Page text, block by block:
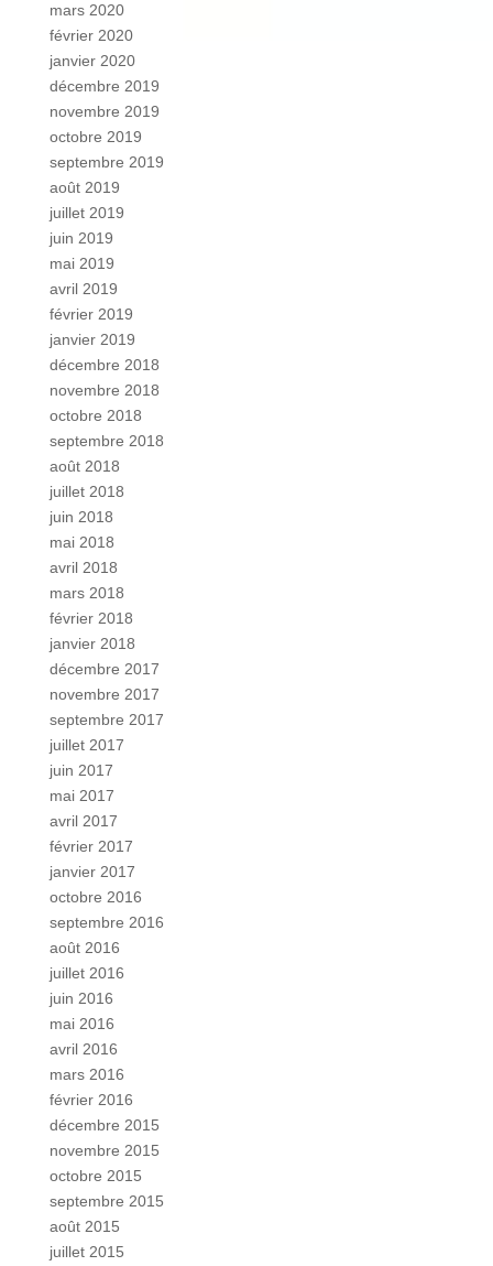
mars 2020
février 2020
janvier 2020
décembre 2019
novembre 2019
octobre 2019
septembre 2019
août 2019
juillet 2019
juin 2019
mai 2019
avril 2019
février 2019
janvier 2019
décembre 2018
novembre 2018
octobre 2018
septembre 2018
août 2018
juillet 2018
juin 2018
mai 2018
avril 2018
mars 2018
février 2018
janvier 2018
décembre 2017
novembre 2017
septembre 2017
juillet 2017
juin 2017
mai 2017
avril 2017
février 2017
janvier 2017
octobre 2016
septembre 2016
août 2016
juillet 2016
juin 2016
mai 2016
avril 2016
mars 2016
février 2016
décembre 2015
novembre 2015
octobre 2015
septembre 2015
août 2015
juillet 2015